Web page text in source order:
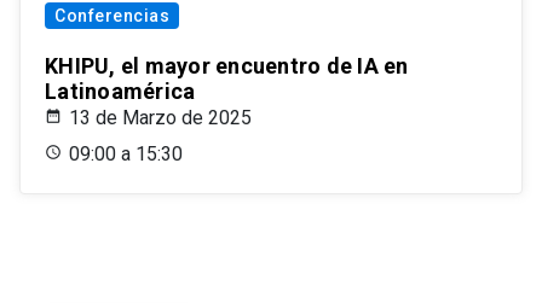
Conferencias
KHIPU, el mayor encuentro de IA en
Latinoamérica
13 de Marzo de 2025
09:00 a 15:30